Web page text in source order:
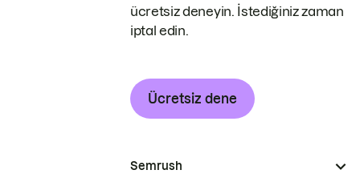
ücretsiz deneyin. İstediğiniz zaman
iptal edin.
Ücretsiz dene
Semrush